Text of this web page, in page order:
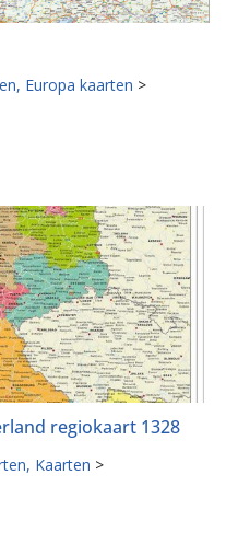
Europa kaarten >
regiokaart 1328
Kaarten >